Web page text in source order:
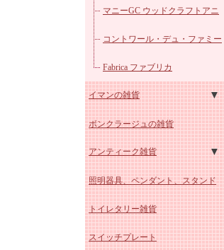
マニー バンドゥメール
マニー プティ タンジュ
マニー クリスマス陶器
マニー ペイザージュ・アン・
ローズ
マニー ブルーミングガーデン
マニーレコルトシリーズ
マニー プロヴァンス
マニー チェリーシリーズ
マニー デイジー陶磁器&ガラ
マニーGC ウッドクラフトアニ
マル
コントワール・デュ・ファミー
ユ
Fabrica ファブリカ
イマンの雑貨
イマン かほり 陶器、ホーロ
ー
イマン しおりシリーズ
イマンももかシリーズ
イマン ビビアン 陶器、ホー
ロー
イマン スミレ 陶器、ホーロ
ボンクラージュの雑貨
アンティーク雑貨
アンティーク スージークーパ
ー
アンティーク ブルー&ホワイ
ト
アンティーク ホーロー雑貨
照明器具、ペンダント、スタンド
トイレタリー雑貨
スイッチプレート